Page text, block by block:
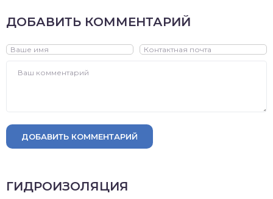
ДОБАВИТЬ КОММЕНТАРИЙ
ДОБАВИТЬ КОММЕНТАРИЙ
ГИДРОИЗОЛЯЦИЯ